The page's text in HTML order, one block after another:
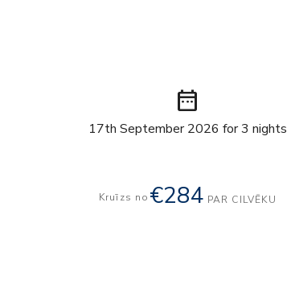
date_range
17th September 2026 for 3 nights
Kruīzs no €284 PAR CILVĒKU